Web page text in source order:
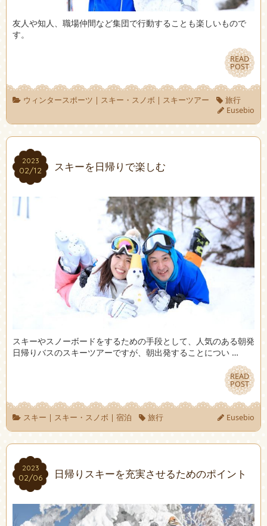
友人や知人、職場仲間など集団で行動することも楽しいもので
す。
READ
POST
READ
POST
ウィンタースポーツ | スキー・スノボ | スキーツアー
旅行
Eusebio
2023
02/12
2023
02/12 スキーを日帰りで楽しむ
スキーやスノーボードをするための手段として、人気のある朝発
日帰りバスのスキーツアーですが、朝出発することについ …
READ
POST
READ
POST
スキー | スキー・スノボ | 宿泊 旅行 Eusebio
2023
02/06
2023
02/06 日帰りスキーを充実させるためのポイント